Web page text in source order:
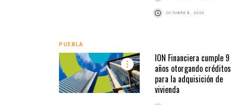
OCTUBRE 8, 2020
PUEBLA
ION Financiera cumple 9
años otorgando créditos
para la adquisición de
vivienda